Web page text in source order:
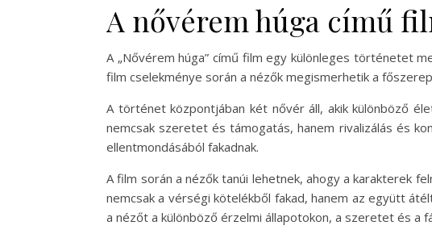
A nővérem húga című
A „Nővérem húga” című film egy különleges történetet
film cselekménye során a nézők megismerhetik a
A történet központjában két nővér áll, akik különböző
nemcsak szeretet és támogatás, hanem rivalizálás és
ellentmondásából fakadnak.
A film során a nézők tanúi lehetnek, ahogy a karakterek
nemcsak a vérségi kötelékből fakad, hanem az együtt
a nézőt a különböző érzelmi állapotokon, a szeretet és a